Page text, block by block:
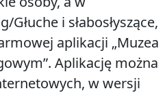
i słabosłyszące,
aplikacji „Muzea
Aplikację można
w wersji